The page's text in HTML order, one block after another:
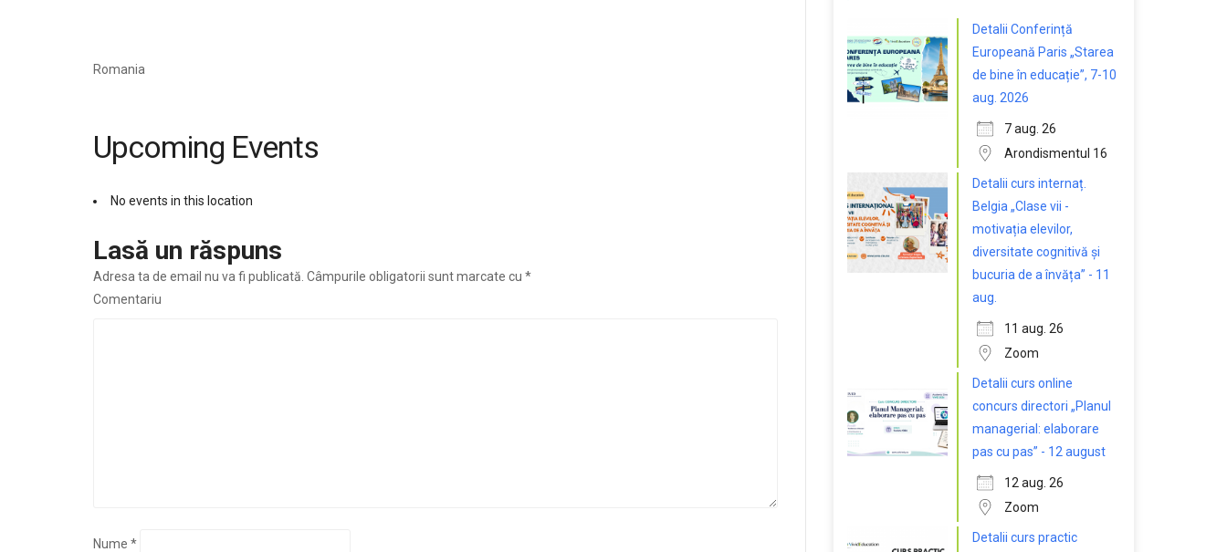
Romania
Upcoming Events
No events in this location
Lasă un răspuns
Adresa ta de email nu va fi publicată. Câmpurile obligatorii sunt marcate cu *
Comentariu
Nume *
Detalii Conferință
Europeană Paris „Starea
de bine în educație”, 7-10
aug. 2026
7 aug. 26
Arondismentul 16
Detalii curs internaț.
Belgia „Clase vii -
motivația elevilor,
diversitate cognitivă și
bucuria de a învăța” - 11
aug.
11 aug. 26
Zoom
Detalii curs online
concurs directori „Planul
managerial: elaborare
pas cu pas” - 12 august
12 aug. 26
Zoom
Detalii curs practic